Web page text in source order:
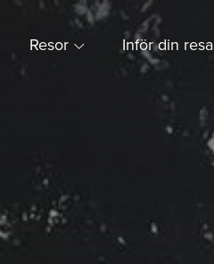
Resor Inför din resa